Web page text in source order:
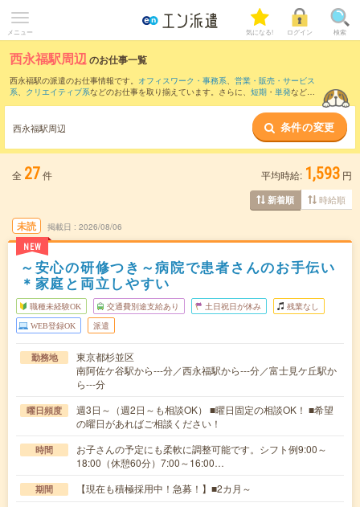
メニュー 気になる! ログイン 検索
西永福駅周辺のお仕事一覧
西永福駅の派遣のお仕事情報です。 オフィスワーク・事務系、 営業・販売・サービス
系、 クリエイティブ系などのお仕事を取り揃えています。さらに、 短期 ・ 単発などの
また、中野(東京都)駅
など近隣駅のお仕事もご
確認いただけます。
西永福駅周辺 条件の変更
全 27件 平均時給: 1,593 円
新着順 時給順
未読
NEW
掲載日 2026/08/06
～安心の研修つき～病院で患者さんのお手伝い
＊家庭と両立しやすい
職種未経験OK 交通費別途支給あり 土日祝日が休み 残業なし
WEB登録OK 派遣
勤務地
東京都杉並区
南阿佐ケ谷駅から---分／西永福駅から---分／富士見ケ丘駅か
ら---分
曜日頻度
週3日～（週2日～も相談OK） ■曜日固定の相談OK！ ■希望
の曜日があればご相談ください！
時間
お子さんの予定にも柔軟に調整可能です。シフト例9:00～
18:00（休憩60分）7:00～16:00…
期間 【現在も積極採用中！急募！】■2カ月～